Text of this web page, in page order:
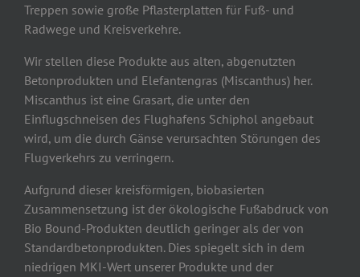
Treppen sowie große Pflasterplatten für Fuß- und
Radwege und Kreisverkehre.
Wir stellen diese Produkte aus alten, abgenutzten
Betonprodukten und Elefantengras (Miscanthus) her.
Miscanthus ist eine Grasart, die unter den
Einflugschneisen des Flughafens Schiphol angebaut
wird, um die durch Gänse verursachten Störungen des
Flugverkehrs zu verringern.
Aufgrund dieser kreisförmigen, biobasierten
Zusammensetzung ist der ökologische Fußabdruck von
Bio Bound-Produkten deutlich geringer als der von
Standardbetonprodukten. Dies spiegelt sich in dem
niedrigen MKI-Wert unserer Produkte und der